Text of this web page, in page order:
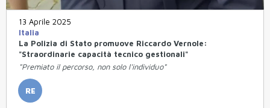
13 Aprile 2025
Italia
La Polizia di Stato promuove Riccardo Vernole:
"Straordinarie capacità tecnico gestionali"
"Premiato il percorso, non solo l'individuo"
RE